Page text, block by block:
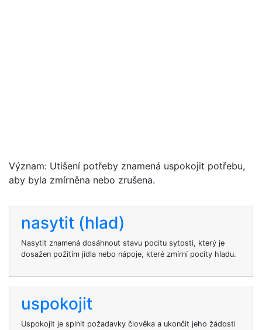
Význam: Utišení potřeby znamená uspokojit potřebu,
aby byla zmírněna nebo zrušena.
nasytit (hlad)
Nasytit znamená dosáhnout stavu pocitu sytosti, který je
dosažen požitím jídla nebo nápoje, které zmírní pocity hladu.
uspokojit
Uspokojit je splnit požadavky člověka a ukončit jeho žádosti